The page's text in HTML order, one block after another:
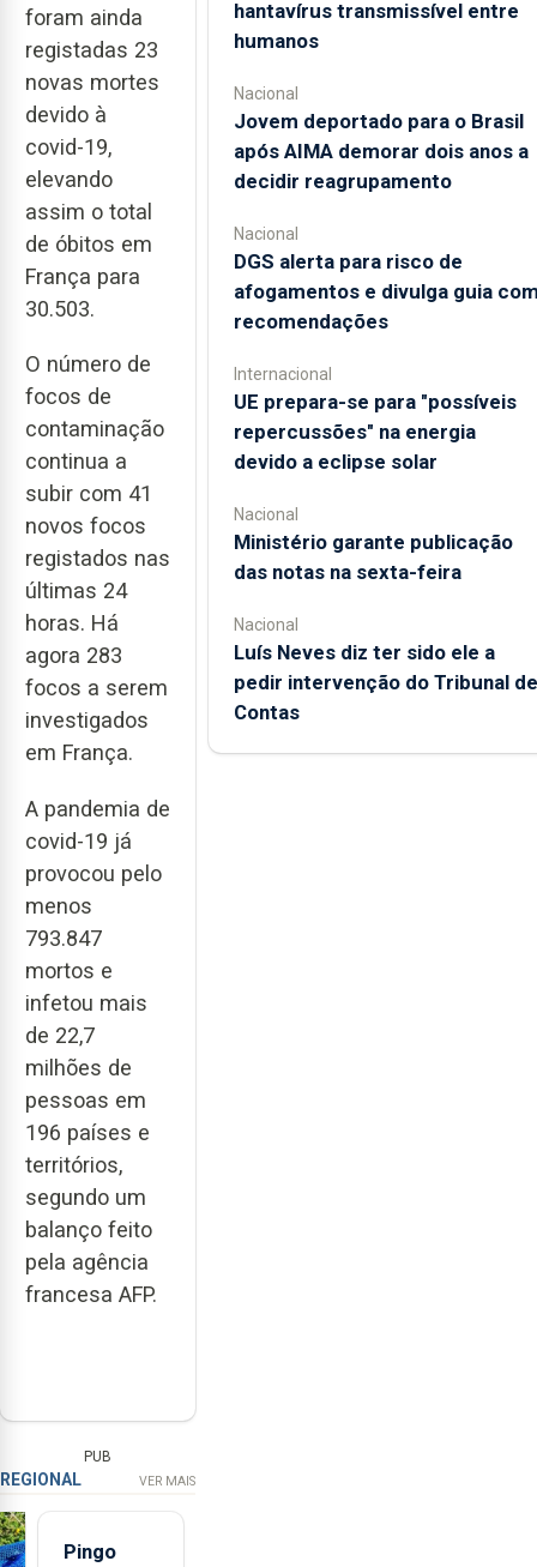
foram ainda
registadas 23
novas mortes
devido à
covid-19,
elevando
assim o total
de óbitos em
França para
30.503.
O número de
focos de
contaminação
continua a
subir com 41
novos focos
registados nas
últimas 24
horas. Há
agora 283
focos a serem
investigados
em França.
A pandemia de
covid-19 já
provocou pelo
menos
793.847
mortos e
infetou mais
de 22,7
milhões de
pessoas em
196 países e
territórios,
segundo um
balanço feito
pela agência
francesa AFP.
PUB
REGIONAL VER MAIS
Pingo
hantavírus transmissível entre
humanos
Nacional
Jovem deportado para o Brasil
após AIMA demorar dois anos a
decidir reagrupamento
Nacional
DGS alerta para risco de
afogamentos e divulga guia
recomendações
Internacional
UE prepara-se para "possíveis
repercussões" na energia
devido a eclipse solar
Nacional
Ministério garante publicação
das notas na sexta-feira
Nacional
Luís Neves diz ter sido ele a
pedir intervenção do Tribunal de
Contas